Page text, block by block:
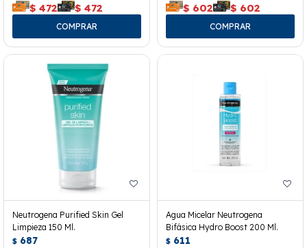
$ 472 $ 472 $ 602 $ 602
Neutrogena Purified Skin Gel
Limpieza 150 Ml.
$ 687
Agua Micelar Neutrogena
Bifásica Hydro Boost 200 Ml.
$ 611